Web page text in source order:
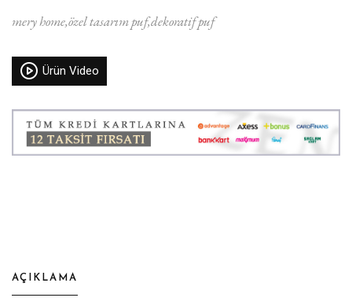
mery homeözel tasarım pufdekoratif puf
Ürün Video
AÇIKLAMA